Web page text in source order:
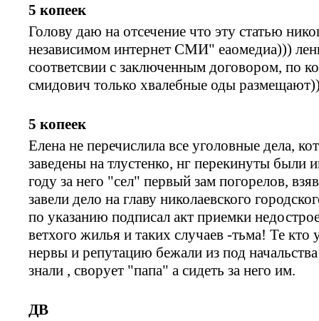
5 копеек
Голову даю на отсечение что эту статью
независимом интернет СМИ" еаомедиа)))
соответсвии с заключенным договором, по
смидович только хвалебные оды
5 копеек
Елена не перечислила все уголовные дела,
заведены на тлустенко, нг перекинуты
году за него "сел" первый зам погорелов,
завели дело на главу николаевского
по указанию подписал акт приемки
ветхого жилья и таких случаев -тьма! Те
нервы и репутацию бежали из под
знали , сворует "папа" а сидеть за него им.
ДВ